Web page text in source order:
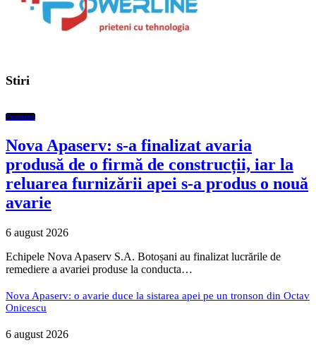
Stiri
Featured
Nova Apaserv: s-a finalizat avaria
produsă de o firmă de construcții, iar la
reluarea furnizării apei s-a produs o nouă
avarie
6 august 2026
Echipele Nova Apaserv S.A. Botoșani au finalizat lucrările de
remediere a avariei produse la conducta…
Nova Apaserv: o avarie duce la sistarea apei pe un tronson din Octav
Onicescu
6 august 2026